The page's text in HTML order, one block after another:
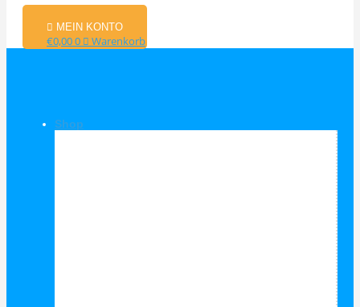
MEIN KONTO
€0,000 Warenkorb
Shop